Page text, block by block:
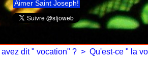
Aimer Saint Joseph!
avez dit " vocation" ? > Qu'est-ce " la